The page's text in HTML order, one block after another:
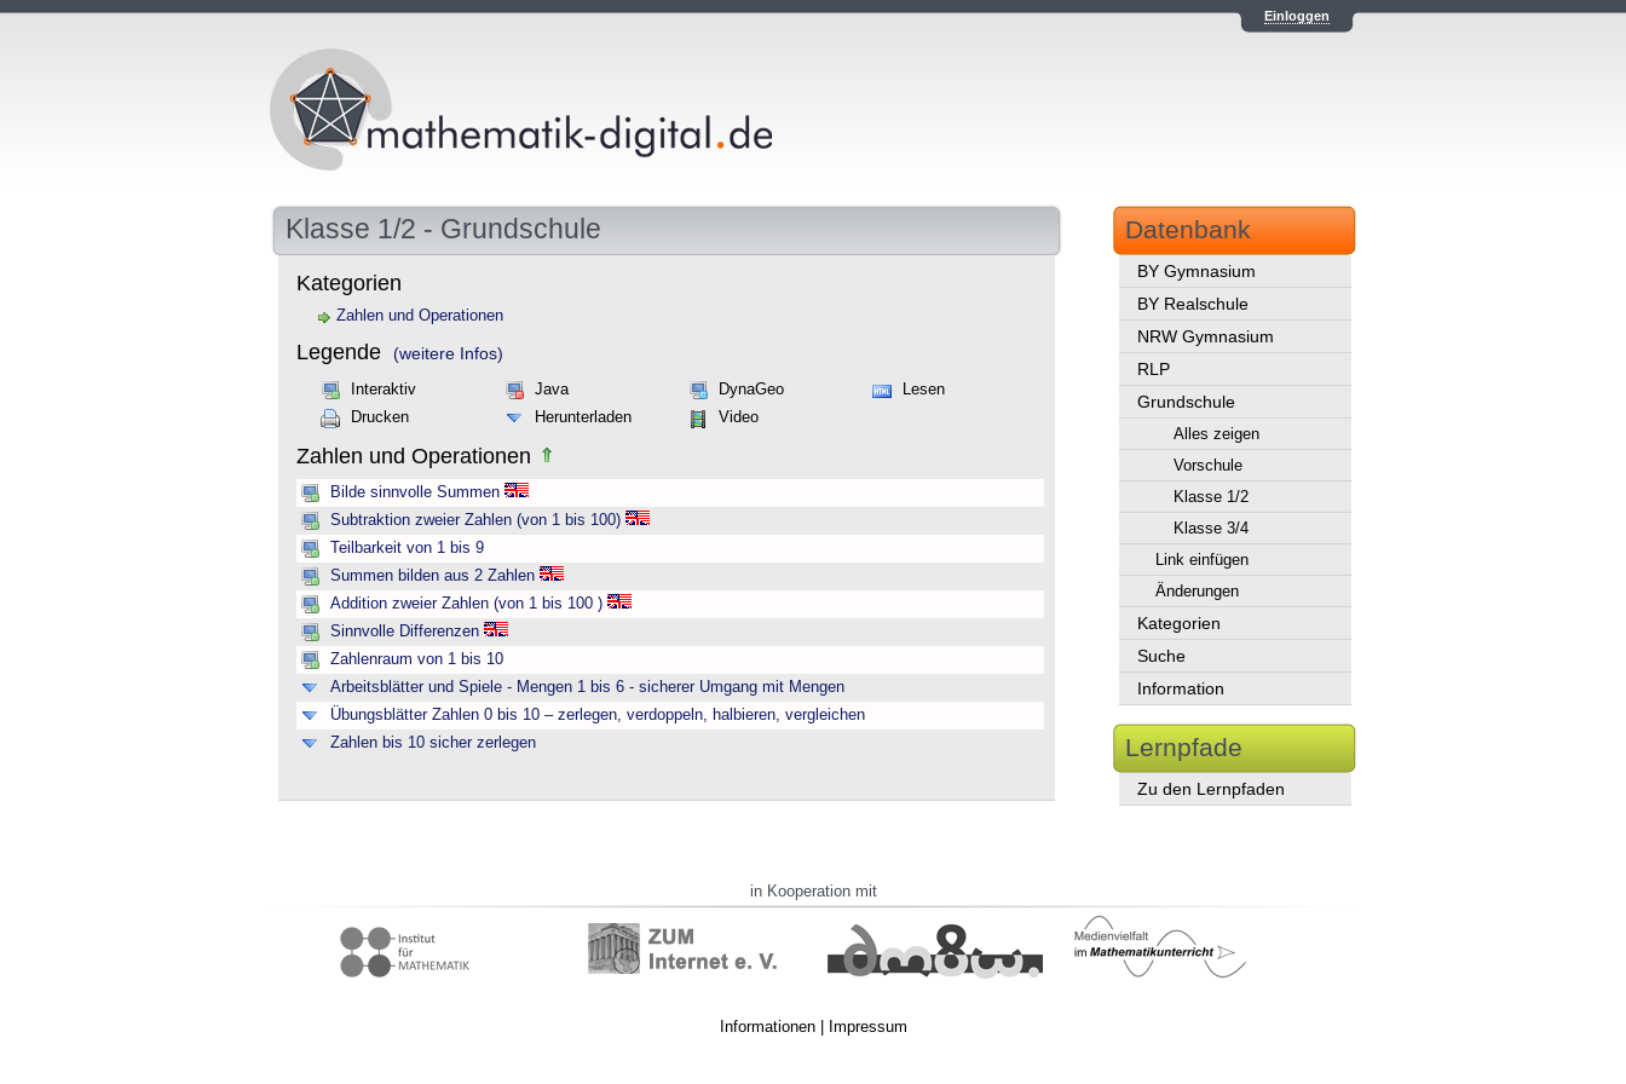
Einloggen
Klasse 1/2 - Grundschule
Kategorien
Zahlen und Operationen
Legende (weitere Infos)
Interaktiv Java DynaGeo
Lesen
Drucken
Herunterladen Video
Zahlen und Operationen
Bilde sinnvolle Summen
Subtraktion zweier Zahlen (von 1 bis 100)
Teilbarkeit von 1 bis 9
Summen bilden aus 2 Zahlen
Addition zweier Zahlen (von 1 bis 100 )
Sinnvolle Differenzen
Zahlenraum von 1 bis 10
Arbeitsblätter und Spiele - Mengen 1 bis 6 - sicherer Umgang mit Mengen
Übungsblätter Zahlen 0 bis 10 – zerlegen, verdoppeln, halbieren, vergleichen
Zahlen bis 10 sicher zerlegen
Datenbank
BY Gymnasium
BY Realschule
NRW Gymnasium
RLP
Grundschule
Alles zeigen
Vorschule
Klasse 1/2
Klasse 3/4
Link einfügen
Änderungen
Kategorien
Suche
Information
Lernpfade
Zu den Lernpfaden
in Kooperation mit
Informationen| Impressum